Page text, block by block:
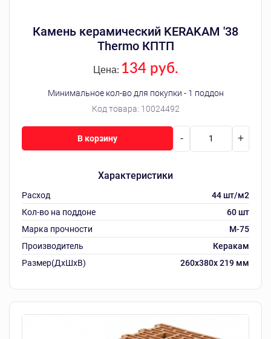
Камень керамический KERAKAM '38
Тhermo КПТП
Код товара: 10024492
Цена: 134 руб.
Минимальное кол-во для покупки - 1 поддон
Характеристики
Расход
44 шт/м2
Кол-во на поддоне
60 шт
Марка прочности
M-75
Производитель
Керакам
Размер(ДхШхВ)
260х380х 219 мм
- +
В корзину